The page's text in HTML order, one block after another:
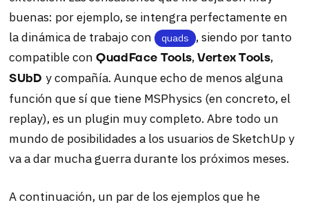
buenas: por ejemplo, se intengra perfectamente en
la dinámica de trabajo con quads
, siendo por tanto
compatible conQuadFace Tools,VertexTools,
SUbD y compañía. Aunque echo de menos alguna
función que sí que tiene MSPhysics (en concreto, el
replay), es un plugin muy completo. Abre todo un
mundo de posibilidades a los usuarios de SketchUp y
va a dar mucha guerra durante los próximos meses.
A continuación, un par de los ejemplos que he